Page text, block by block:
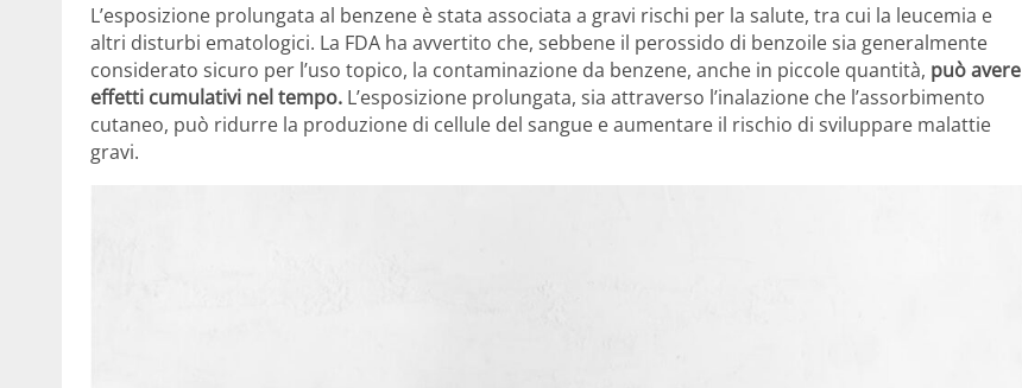
L’esposizione prolungata al benzene è stata associata a gravi rischi per la salute, tra cui la leucemia e
altri disturbi ematologici. La FDA ha avvertito che, sebbene il perossido di benzoile sia generalmente
considerato sicuro per l’uso topico, la contaminazione da benzene, anche in piccole quantità, può avere
effetti cumulativi nel tempo. L’esposizione prolungata, sia attraverso l’inalazione che l’assorbimento
cutaneo, può ridurre la produzione di cellule del sangue e aumentare il rischio di sviluppare malattie
gravi.